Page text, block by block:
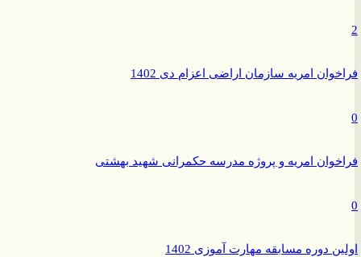
امریه سازمان اراضی اعزام دی 1402
امریه و پروژه مدرسه حکمرانی شهید بهشتی
دوره مسابقه مهارت آموزی 1402